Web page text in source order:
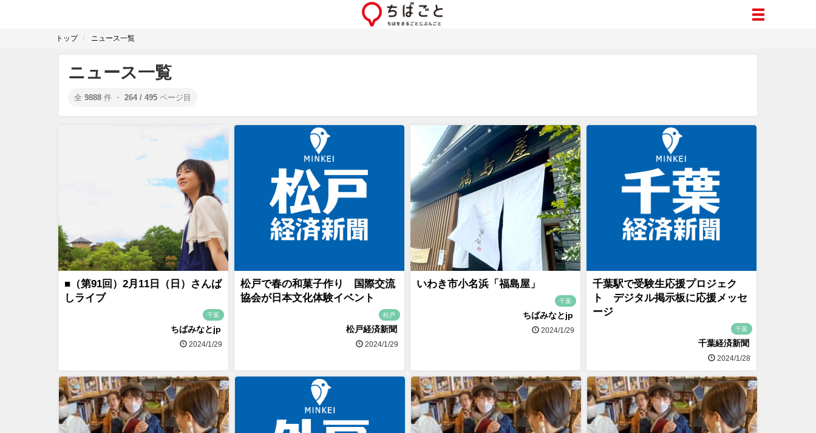
トップ ニュース一覧
ニュース一覧
全 9888 件 ・ 264 / 495 ページ目
■（第91回）2月11日（日）さんば
しライブ
千葉
ちばみなとjp
2024/1/29
松戸で春の和菓子作り 国際交流
協会が日本文化体験イベント
松戸
松戸経済新聞
2024/1/29
いわき市小名浜「福島屋」
千葉
ちばみなとjp
2024/1/29
千葉駅で受験生応援プロジェク
ト デジタル掲示板に応援メッセ
ージ
千葉
千葉経済新聞
2024/1/28